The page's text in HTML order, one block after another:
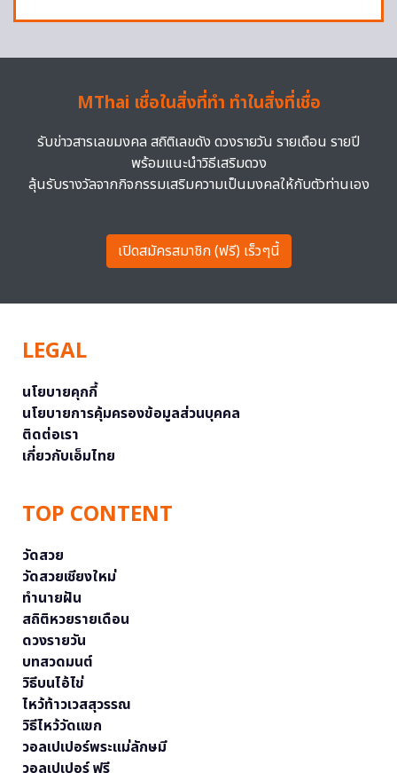
MThai เชื่อในสิ่งที่ทำ ทำในสิ่งที่เชื่อ
รับข่าวสารเลขมงคล สถิติเลขดัง ดวงรายวัน รายเดือน รายปี
พร้อมแนะนำวิธีเสริมดวง
ลุ้นรับรางวัลจากกิจกรรมเสริมความเป็นมงคลให้กับตัวท่านเอง
เปิดสมัครสมาชิก (ฟรี) เร็วๆนี้
LEGAL
นโยบายคุกกี้
นโยบายการคุ้มครองข้อมูลส่วนบุคคล
ติดต่อเรา
เกี่ยวกับเอ็มไทย
TOP CONTENT
วัดสวย
วัดสวยเชียงใหม่
ทำนายฝัน
สถิติหวยรายเดือน
ดวงรายวัน
บทสวดมนต์
วิธีบนไอ้ไข่
ไหว้ท้าวเวสสุวรรณ
วิธีไหว้วัดแขก
วอลเปเปอร์พระแม่ลักษมี
วอลเปเปอร์ ฟรี